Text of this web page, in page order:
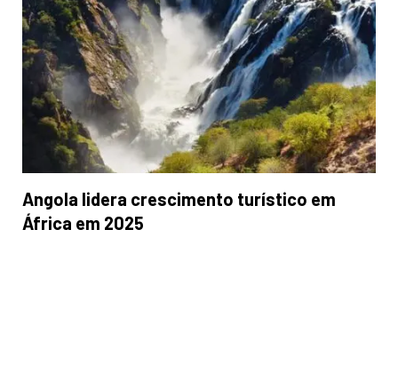
Angola lidera crescimento turístico em
África em 2025